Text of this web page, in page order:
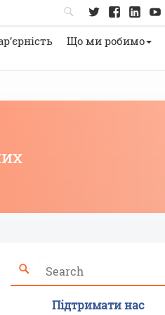
Що ми робимо
Підтримати нас